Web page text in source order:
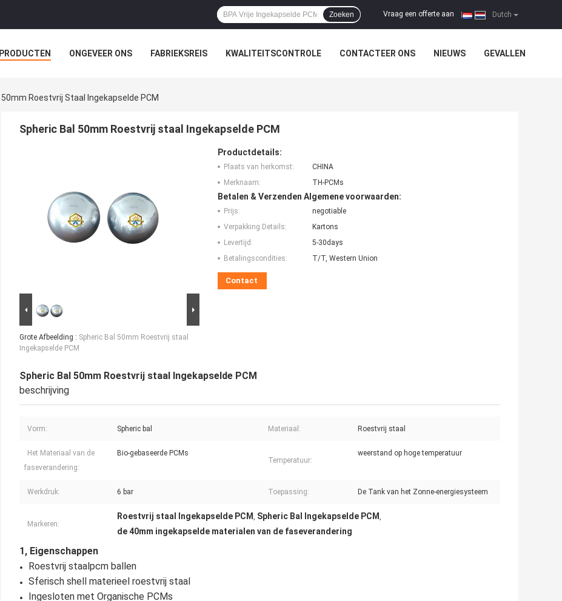
Dutch
Vraag een offerte aan
Zoeken
PRODUCTEN ONGEVEER ONS FABRIEKSREIS KWALITEITSCONTROLE CONTACTEER ONS NIEUWS GEVALLEN
Roestvrij Staal Ingekapselde PCM
Spheric Bal 50mm Roestvrij staal Ingekapselde PCM
Grote Afbeelding : Spheric Bal 50mm Roestvrij staal
Ingekapselde PCM
Productdetails:
Plaats van herkomst:
CHINA
Merknaam:
TH-PCMs
Betalen & Verzenden Algemene voorwaarden:
Prijs:
negotiable
Verpakking Details:
Kartons
Levertijd:
5-30days
Betalingscondities:
T/T, Western Union
Contact
Spheric Bal 50mm Roestvrij staal Ingekapselde PCM
beschrijving
Vorm: Spheric bal Materiaal: Roestvrij staal
Het Materiaal van de
faseverandering:
Bio-gebaseerde PCMs
Temperatuur:
weerstand op hoge temperatuur
Werkdruk: 6 bar Toepassing: De Tank van het Zonne-energiesysteem
Markeren:
Roestvrij staal Ingekapselde PCM , Spheric Bal Ingekapselde PCM ,
de 40mm ingekapselde materialen van de faseverandering
1, Eigenschappen
Roestvrij staalpcm ballen
Sferisch shell materieel roestvrij staal
Ingesloten met Organische PCMs